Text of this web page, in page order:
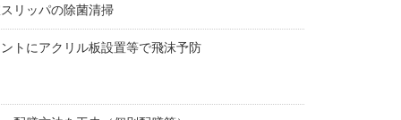
リッパの除菌清掃
トにアクリル板設置等で飛沫予防